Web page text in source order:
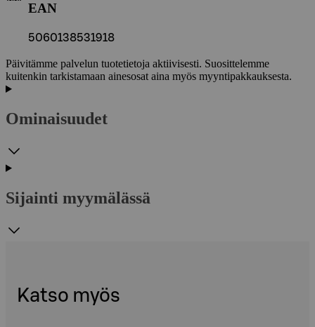
EAN
5060138531918
Päivitämme palvelun tuotetietoja aktiivisesti. Suosittelemme
kuitenkin tarkistamaan ainesosat aina myös myyntipakkauksesta.
Ominaisuudet
Sijainti myymälässä
Katso myös